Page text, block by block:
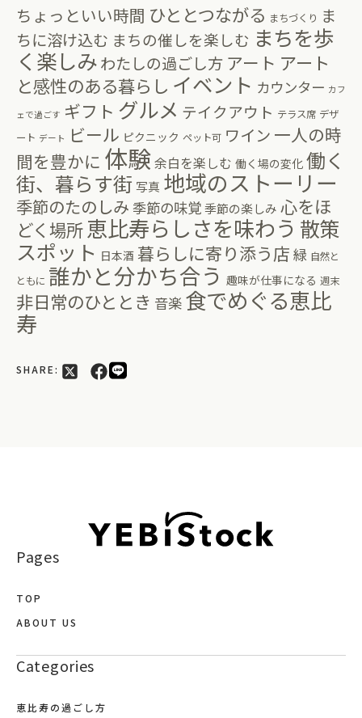
ちょっといい時間 ひととつながる まちづくり ま
ちに溶け込む まちの催しを楽しむ まちを歩
く楽しみわたしの過ごし方 アート アート
と感性のある暮らし イベント カウンター カフ
ェで過ごす ギフト グルメ テイクアウト テラス席 デザ
ート デート ビール ピクニック ペット可 ワイン 一人の時
間を豊かに 体験余白を楽しむ 働く場の変化 働く
街、暮らす街 写真 地域のストーリー
季節のたのしみ 季節の味覚季節の楽しみ 心をほ
どく場所恵比寿らしさを味わう 散策
スポット 日本酒 暮らしに寄り添う店 緑 自然と
ともに 誰かと分かち合う 趣味が仕事になる 週末
非日常のひととき 音楽 食でめぐる恵比
寿
SHARE:
Pages
TOP
ABOUT US
Categories
恵比寿の過ごし方